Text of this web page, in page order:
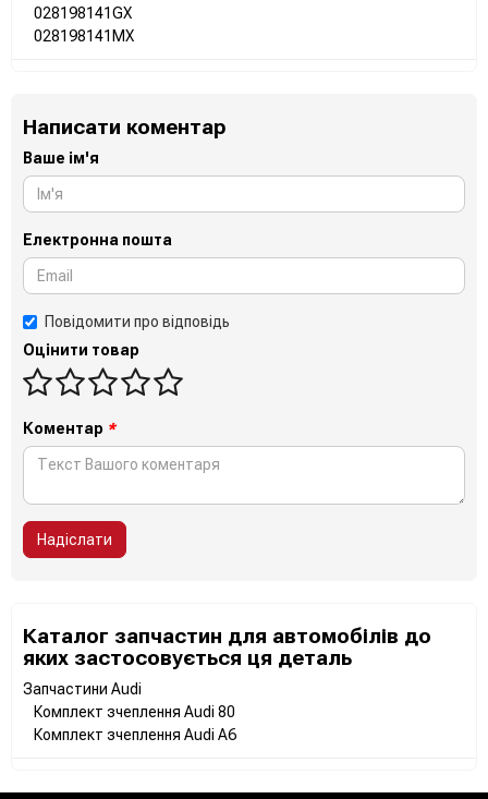
028198141GX
028198141MX
Написати коментар
Ваше ім'я
Електронна пошта
Повідомити про відповідь
Оцінити товар
Коментар *
Надіслати
Каталог запчастин для автомобілів до
яких застосовується ця деталь
Запчастини Audi
Комплект зчеплення Audi 80
Комплект зчеплення Audi A6